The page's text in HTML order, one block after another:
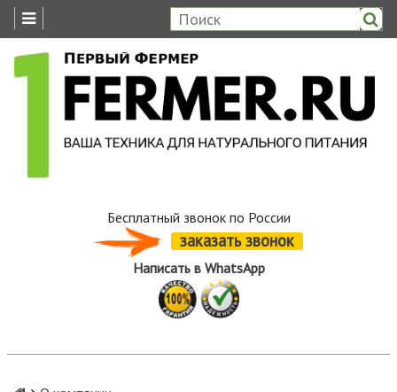
Бесплатный звонок по России
заказать звонок
Написать в WhatsApp